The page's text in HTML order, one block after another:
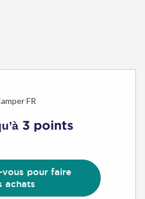
3 points
vous pour faire
achats